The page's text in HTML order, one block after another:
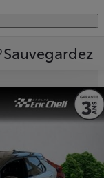
Sauvegardez